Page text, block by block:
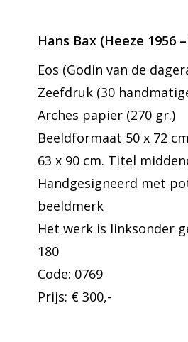
Hans Bax (Heeze 1956
Eos (Godin van de
Zeefdruk (30
Arches papier (270 gr.)
Beeldformaat 50 x 72
63 x 90 cm. Titel
Handgesigneerd met
beeldmerk
Het werk is linksonder
180
Code: 0769
Prijs: € 300,-